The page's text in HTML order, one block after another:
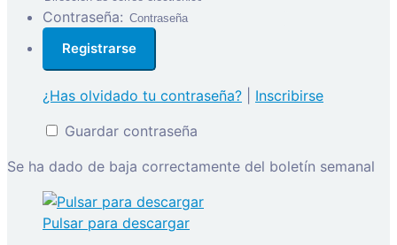
Contraseña:
¿Has olvidado tu contraseña?
Inscribirse
Guardar contraseña
Se ha dado de baja correctamente del boletín semanal
Pulsar para descargar